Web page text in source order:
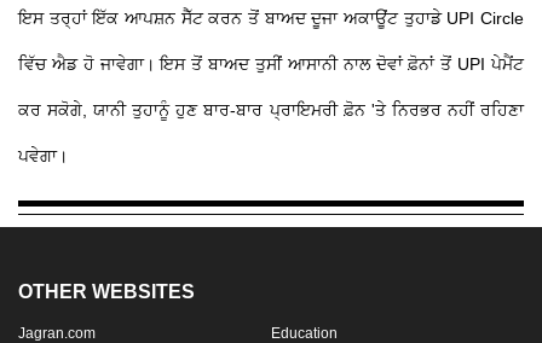
ਇਸ ਤਰ੍ਹਾਂ ਇੱਕ ਆਪਸ਼ਨ ਸੈੱਟ ਕਰਨ ਤੋਂ ਬਾਅਦ ਦੂਜਾ ਅਕਾਊਂਟ ਤੁਹਾਡੇ UPI Circle
ਵਿੱਚ ਐਡ ਹੋ ਜਾਵੇਗਾ। ਇਸ ਤੋਂ ਬਾਅਦ ਤੁਸੀਂ ਆਸਾਨੀ ਨਾਲ ਦੋਵਾਂ ਫ਼ੋਨਾਂ ਤੋਂ UPI ਪੇਮੈਂਟ
ਕਰ ਸਕੋਗੇ, ਯਾਨੀ ਤੁਹਾਨੂੰ ਹੁਣ ਬਾਰ-ਬਾਰ ਪ੍ਰਾਇਮਰੀ ਫ਼ੋਨ 'ਤੇ ਨਿਰਭਰ ਨਹੀਂ ਰਹਿਣਾ
ਪਵੇਗਾ।
OTHER WEBSITES
Jagran.com Education